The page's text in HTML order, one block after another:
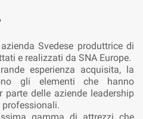
Svedese produttrice di
e realizzati da SNA Europe.
esperienza acquisita, la
gli elementi che hanno
delle aziende leadership
gamma di attrezzi che